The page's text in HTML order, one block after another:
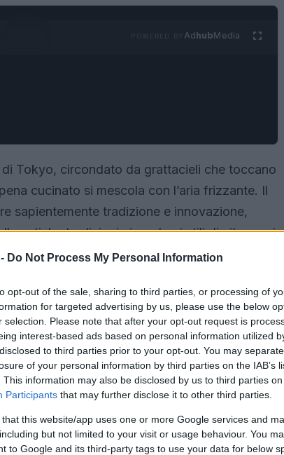
Do Not Process My Personal Information
opt-out of the sale, sharing to third parties, or processing of
for targeted advertising by us, please use the below
selection. Please note that after your opt-out request is
interest-based ads based on personal information utilized
to third parties prior to your opt-out. You may
of your personal information by third parties on the IAB’s
This information may also be disclosed by us to third parties
Participants that may further disclose it to other third parties.
that this website/app uses one or more Google services and
but not limited to your visit or usage behaviour. You
to Google and its third-party tags to use your data for below
AdhubMedia
Tokyo, circondato da grattacieli che toccano
cucinato si mescola con l’aria frizzante. Il
sapientemente tradizione e innovazione,
antiche tradizioni ai moderni stili di vita, ogni
storia. Ma cosa vedere e fare durante il tuo
insieme alcuni dei luoghi e delle
ha da offrire!